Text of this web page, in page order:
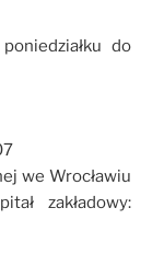
do
we Wrocławiu
zakładowy: